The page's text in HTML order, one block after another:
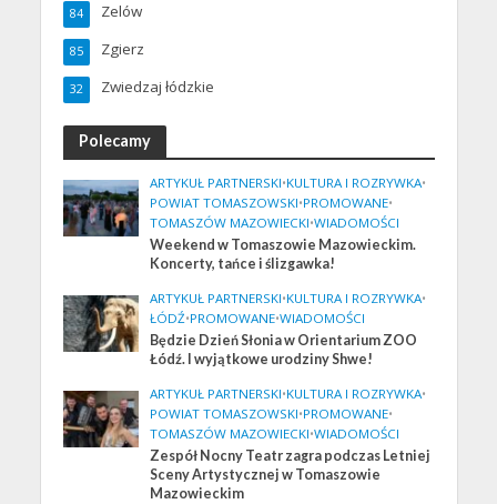
Zelów
84
Zgierz
85
Zwiedzaj łódzkie
32
Polecamy
ARTYKUŁ PARTNERSKI•KULTURA I ROZRYWKA•
POWIAT TOMASZOWSKI•PROMOWANE•
TOMASZÓW MAZOWIECKI•WIADOMOŚCI
Weekend w Tomaszowie Mazowieckim.
Koncerty, tańce i ślizgawka!
ARTYKUŁ PARTNERSKI•KULTURA I ROZRYWKA•
ŁÓDŹ•PROMOWANE•WIADOMOŚCI
Będzie Dzień Słonia w Orientarium ZOO
Łódź. I wyjątkowe urodziny Shwe!
ARTYKUŁ PARTNERSKI•KULTURA I ROZRYWKA•
POWIAT TOMASZOWSKI•PROMOWANE•
TOMASZÓW MAZOWIECKI•WIADOMOŚCI
Zespół Nocny Teatr zagra podczas Letniej
Sceny Artystycznej w Tomaszowie
Mazowieckim